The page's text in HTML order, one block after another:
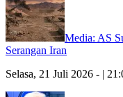
Media: AS
Serangan Iran
Selasa, 21 Juli 2026 - |